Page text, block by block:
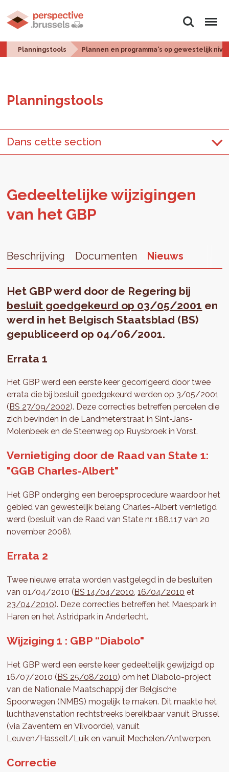
Zoeken Menu
Planningstools Plannen en programma's op gewestelijk
Plan­ningstools
Dans cette section
Ge­deel­te­lij­ke wij­zi­gin­gen
van het GBP
Beschrijving Documenten Nieuws
Het GBP werd door de Regering bij
besluit goedgekeurd op 03/05/2001 en
werd in het Belgisch Staatsblad (BS)
gepubliceerd op 04/06/2001.
Errata 1
Het GBP werd een eerste keer gecorrigeerd door twee
errata die bij besluit goedgekeurd werden op 3/05/2001
(BS 27/09/2002). Deze correcties betreffen percelen die
zich bevinden in de Landmeterstraat in Sint-Jans-
Molenbeek en de Steenweg op Ruysbroek in Vorst.
Vernietiging door de Raad van State 1:
"GGB Charles-Albert"
Het GBP onderging een beroepsprocedure waardoor het
gebied van gewestelijk belang Charles-Albert vernietigd
werd (besluit van de Raad van State nr. 188.117 van 20
november 2008).
Errata 2
Twee nieuwe errata worden vastgelegd in de besluiten
van 01/04/2010 (BS 14/04/2010,16/04/2010 et
23/04/2010). Deze correcties betreffen het Maespark in
Haren en het Astridpark in Anderlecht.
Wijziging 1 : GBP “Diabolo"
Het GBP werd een eerste keer gedeeltelijk gewijzigd op
16/07/2010 (BS 25/08/2010) om het Diabolo-project
van de Nationale Maatschappij der Belgische
Spoorwegen (NMBS) mogelijk te maken. Dit maakte het
luchthavenstation rechtstreeks bereikbaar vanuit Brussel
(via Zaventem en Vilvoorde), vanuit
Leuven/Hasselt/Luik en vanuit Mechelen/Antwerpen.
Correctie